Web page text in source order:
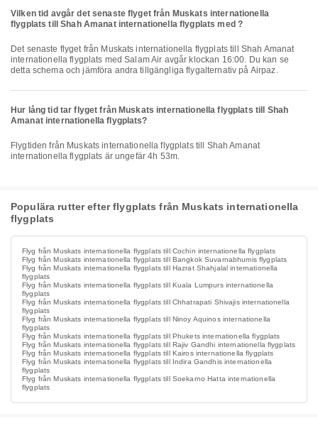
Vilken tid avgår det senaste flyget från Muskats internationella
flygplats till Shah Amanat internationella flygplats med ?
Det senaste flyget från Muskats internationella flygplats till Shah Amanat
internationella flygplats med Salam Air avgår klockan 16:00. Du kan se
detta schema och jämföra andra tillgängliga flygalternativ på Airpaz.
Hur lång tid tar flyget från Muskats internationella flygplats till Shah
Amanat internationella flygplats?
Flygtiden från Muskats internationella flygplats till Shah Amanat
internationella flygplats är ungefär 4h 53m.
Populära rutter efter flygplats från Muskats internationella
flygplats
Flyg från Muskats internationella flygplats till Cochin internationella flygplats
Flyg från Muskats internationella flygplats till Bangkok Suvarnabhumis flygplats
Flyg från Muskats internationella flygplats till Hazrat Shahjalal internationella
flygplats
Flyg från Muskats internationella flygplats till Kuala Lumpurs internationella
flygplats
Flyg från Muskats internationella flygplats till Chhatrapati Shivajis internationella
flygplats
Flyg från Muskats internationella flygplats till Ninoy Aquinos internationella
flygplats
Flyg från Muskats internationella flygplats till Phukets internationella flygplats
Flyg från Muskats internationella flygplats till Rajiv Gandhi internationella flygplats
Flyg från Muskats internationella flygplats till Kairos internationella flygplats
Flyg från Muskats internationella flygplats till Indira Gandhis internationella
flygplats
Flyg från Muskats internationella flygplats till Soekarno Hatta internationella
flygplats